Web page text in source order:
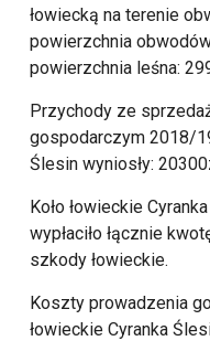
łowiecką na terenie
powierzchnia
powierzchnia leśna:
Przychody ze
gospodarczym 2018/
Ślesin wyniosły:
Koło łowieckie
wypłaciło łącznie
szkody łowieckie.
Koszty prowadzenia
łowieckie Cyranka